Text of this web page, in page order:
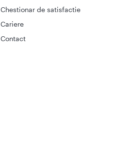
Chestionar de satisfactie
Cariere
Contact